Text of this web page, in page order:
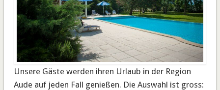
Unsere Gäste werden ihren Urlaub in der Region
Aude auf jeden Fall genießen. Die Auswahl ist gross: